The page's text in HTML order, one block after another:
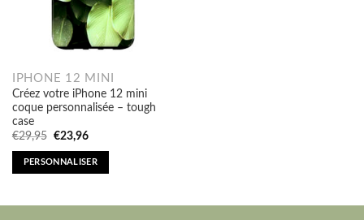
IPHONE 12 MINI
Créez votre iPhone 12 mini
coque personnalisée – tough
case
€29,95 Original
was:
€29,95.
€23,96Current
is:
€23,96.
PERSONNALISER